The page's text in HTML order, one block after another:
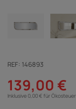
REF: 146893
139,00 €
Inklusive 0,00 € für Ökosteuer